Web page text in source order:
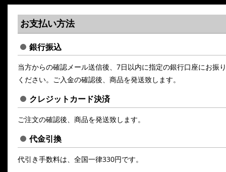
お支払い方法
銀行振込
当方からの確認メール送信後、7日以内に指定の銀行口座にお振
ください。ご入金の確認後、商品を発送致します。
クレジットカード決済
ご注文の確認後、商品を発送致します。
代金引換
代引き手数料は、全国一律330円です。